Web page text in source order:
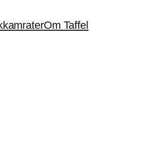
Om Taffel